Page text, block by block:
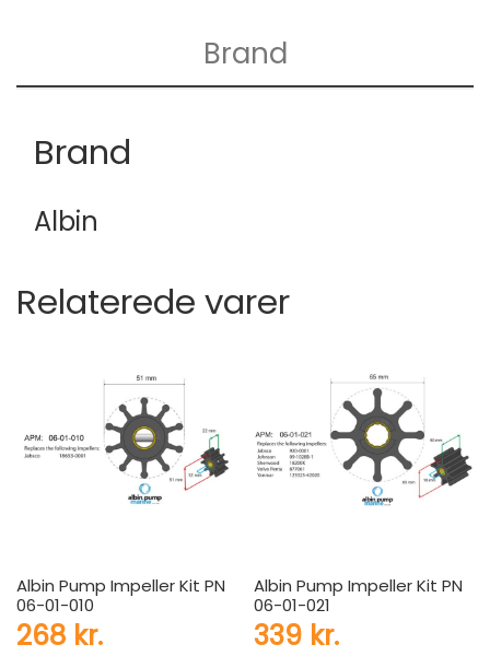
Brand
Brand
Albin
Relaterede varer
Albin Pump Impeller Kit PN
06-01-010
268 kr.
Albin Pump Impeller Kit PN
06-01-021
339 kr.